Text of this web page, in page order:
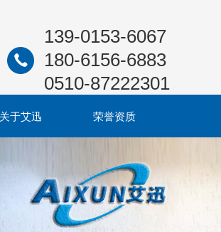
139-0153-6067
180-6156-6883
0510-87222301
关于艾迅 荣誉资质